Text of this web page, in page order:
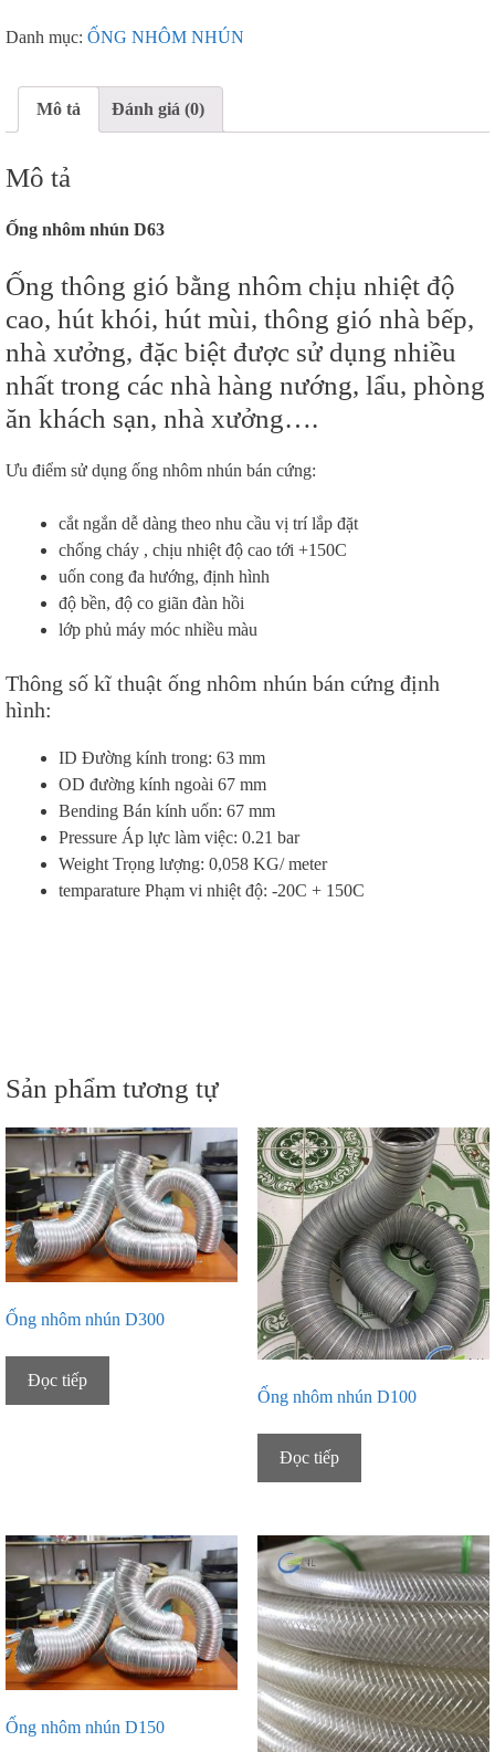
Danh mục: ỐNG NHÔM NHÚN
Mô tả Đánh giá (0)
Mô tả
Ống nhôm nhún D63
Ống thông gió bằng nhôm chịu nhiệt độ
cao, hút khói, hút mùi, thông gió nhà bếp,
nhà xưởng, đặc biệt được sử dụng nhiều
nhất trong các nhà hàng nướng, lẩu, phòng
ăn khách sạn, nhà xưởng….
Ưu điểm sử dụng ống nhôm nhún bán cứng:
cắt ngắn dễ dàng theo nhu cầu vị trí lắp đặt
chống cháy , chịu nhiệt độ cao tới +150C
uốn cong đa hướng, định hình
độ bền, độ co giãn đàn hồi
lớp phủ máy móc nhiều màu
Thông số kĩ thuật ống nhôm nhún bán cứng định
hình:
ID Đường kính trong: 63 mm
OD đường kính ngoài 67 mm
Bending Bán kính uốn: 67 mm
Pressure Áp lực làm việc: 0.21 bar
Weight Trọng lượng: 0,058 KG/ meter
temparature Phạm vi nhiệt độ: -20C + 150C
Sản phẩm tương tự
Ống nhôm nhún D300
Đọc tiếp
Ống nhôm nhún D100
Đọc tiếp
Ống nhôm nhún D150